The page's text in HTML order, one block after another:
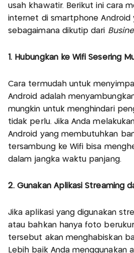
usah khawatir. Berikut ini cara
internet di smartphone Android
sebagaimana dikutip dari
1. Hubungkan ke Wifi Sesering
Cara termudah untuk
Android adalah
mungkin untuk menghindari
tidak perlu. Jika Anda
Android yang membutuhkan
tersambung ke Wifi bisa
dalam jangka waktu panjang.
2. Gunakan Aplikasi Streaming
Jika aplikasi yang digunakan
atau bahkan hanya foto
tersebut akan menghabiskan
Lebih baik Anda menggunakan